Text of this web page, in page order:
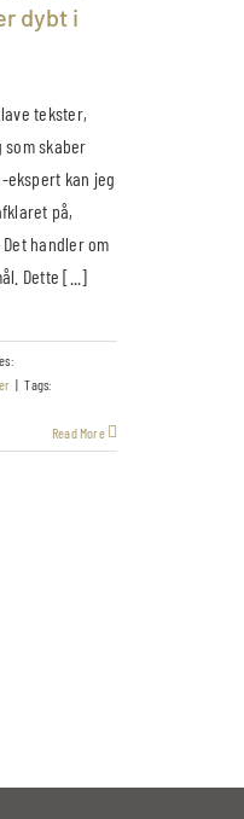
dybt i
tekster,
som skaber
ekspert kan jeg
på,
handler om
Dette [...]
| Tags:
Read More